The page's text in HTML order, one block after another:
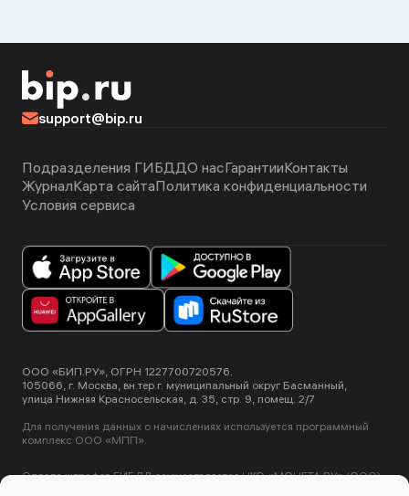
support@bip.ru
Подразделения ГИБДДО насГарантииКонтакты
ЖурналКарта сайтаПолитика конфиденциальности
Условия сервиса
ООО «БИП.РУ», ОГРН 1227700720576.
105066, г. Москва, вн.тер.г. муниципальный округ Басманный,
улица Нижняя Красносельская, д. 35, стр. 9, помещ. 2/7
Для получения данных о начислениях используется программный
комплекс ООО «МПП».
Оплата штрафов ГИБДД осуществляется НКО «МОНЕТА.РУ» (ООО).